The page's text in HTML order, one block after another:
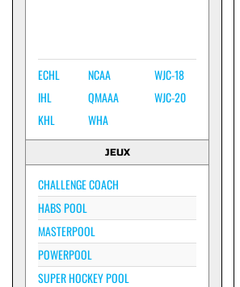
ECHL
IHL
KHL
NCAA
QMAAA
WHA
WJC-18
WJC-20
JEUX
CHALLENGE COACH
HABS POOL
MASTERPOOL
POWERPOOL
SUPER HOCKEY POOL